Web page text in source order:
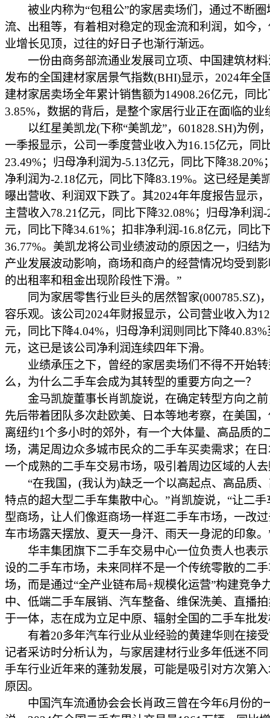
被业内称为“包租公”的家居卖场们，通过不断圈
流、出租等，有着相对稳定的现金流和利润，如今
业增长见顶，过往的好日子也渐行渐远。
一份由商务部流通业发展司立项、中国建筑材料
发布的全国建材家居景气指数(BHI)显示，2024年全
建材家居卖场全年累计销售额为14908.26亿元，同
3.85%，数据的背后，是整个家居行业正在面临的业
以红星美凯龙(下称“美凯龙”，601828.SH)为例
一季报显示，公司一季度营业收入为16.15亿元，同
23.49%；归母净利润为-5.13亿元，同比下降38.20%
净利润为-2.18亿元，同比下降83.19%。这已经是美
曝出营收、利润双下跌了。其2024年年度报告显示
主营收入78.21亿元，同比下降32.08%；归母净利润-
元，同比下降34.61%；扣非净利润-16.8亿元，同比
36.77%。美凯龙将公司业绩波动的原因之一，归结
产业发展波动影响，商场和商户的经营情况均受到
的出租率和租金出现阶段性下滑。”
同为家居零售行业巨头的居然智家(000785.SZ)
容乐观。该公司2024年财报显示，公司营业收入为
元，同比下降4.04%，归母净利润则同比下降40.83%
元，这已是该公司净利润连续四年下滑。
业绩承压之下，曾经的家居卖场们不得不开始转
么，为什么二手车会成为其转型的重要方向之一？
金马凯旋董事长肖凯旋说，在确定转型方向之前
先后带着团队多次赴欧美、日本等地考察，在美国
离纽约1个多小时的郊外，有一个大体量、高品质的
场，满足周边众多城市民众的二手车买卖需求；在
一个成熟的二手车交易市场，吸引着周边区域的人
“在我国，(我认为)缺乏一个以高起点、高品质、
特点的超大型二手车集散中心。”肖凯旋说，“让二手
型商场，让人们像逛商场一样逛二手车市场，一改
车市场露天摆放、夏天一身汗、雨天一身泥的印象。
华丰集团旗下二手车交易中心一位负责人也表示
设的二手车市场，未来同样不是一个传统零散的二
场，而是通过“全产业链布局+规模化运营”构建竞争
中、低端二手车展销、汽车整备、维保洗美、直播
于一体，志在成为立足中原、辐射全国的二手车批
有着20多年汽车行业从业经验的黄建华则在接受
记者采访时分析认为，与家居建材行业多年低迷不
手车行业近年来的蓬勃发展，可能是吸引对方次第
原因。
中国汽车流通协会会长肖政三曾在今年6月份的